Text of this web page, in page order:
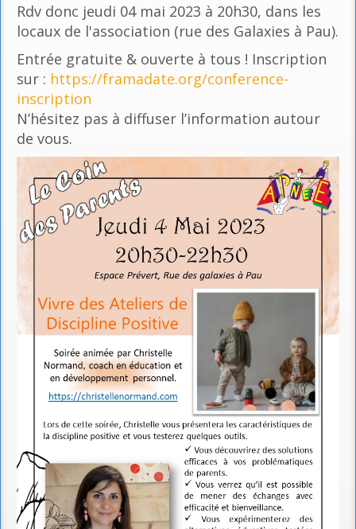
Rdv donc jeudi 04 mai 2023 à 20h30, dans les
locaux de l'association (rue des Galaxies à Pau).
Entrée gratuite & ouverte à tous ! Inscription
sur : https://framadate.org/conference-
inscription
N’hésitez pas à diffuser l’information autour
de vous.